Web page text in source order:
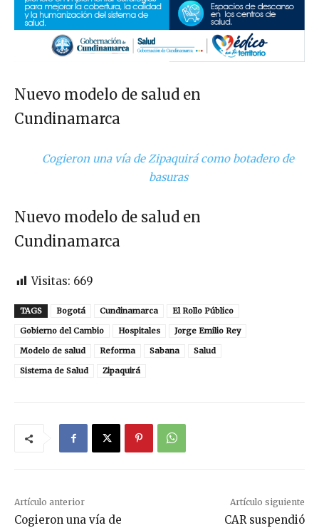
Nuevo modelo de salud en
Cundinamarca
Cogieron una vía de Zipaquirá como botadero de
basuras
Nuevo modelo de salud en
Cundinamarca
Visitas: 669
TAGS Bogotá Cundinamarca
El Rollo Público
Gobierno del Cambio
Hospitales
Jorge Emilio Rey
Modelo de salud
Reforma Sabana
Salud
Sistema de Salud
Zipaquirá
Artículo anterior
Cogieron una vía de
Artículo siguiente
CAR suspendió